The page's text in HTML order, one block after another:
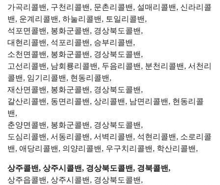
가곡리콜밴, 구천리콜밴, 문촌리콜밴, 설매리콜밴, 신라리콜
밴, 운계리콜밴, 하눌리콜밴, 토일리콜밴,
석포면콜밴, 봉화군콜밴, 경상북도콜밴,
대현리콜밴, 석포리콜밴, 승부리콜밴,
소천면콜밴, 봉화군콜밴, 경상북도콜밴,
고선리콜밴, 남회룡리콜밴, 두음리콜밴, 분천리콜밴, 서천리
콜밴, 임기리콜밴, 현동리콜밴,
재산면콜밴, 봉화군콜밴, 경상북도콜밴,
갈산리콜밴, 동면리콜밴, 상리콜밴, 남면리콜밴, 현동리콜
밴,
춘양면콜밴, 봉화군콜밴, 경상북도콜밴,
도심리콜밴, 서동리콜밴, 서벽리콜밴, 석현리콜밴, 소로리콜
밴, 애당리콜밴, 의양리콜밴, 우구치리콜밴, 학산리콜밴,
상주콜밴, 상주시콜밴, 경상북도콜밴, 경북콜밴,
상주읍콜밴, 상주시콜밴, 경상북도콜밴,